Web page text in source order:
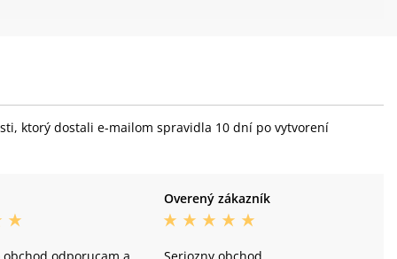
ktorý dostali e-mailom spravidla 10 dní po vytvorení
odporucam a
Overený zákazník
Seriozny obchod